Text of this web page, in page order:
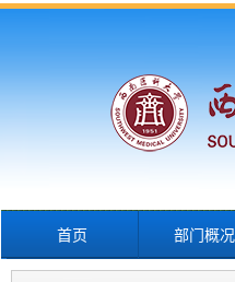
首页 部门概况